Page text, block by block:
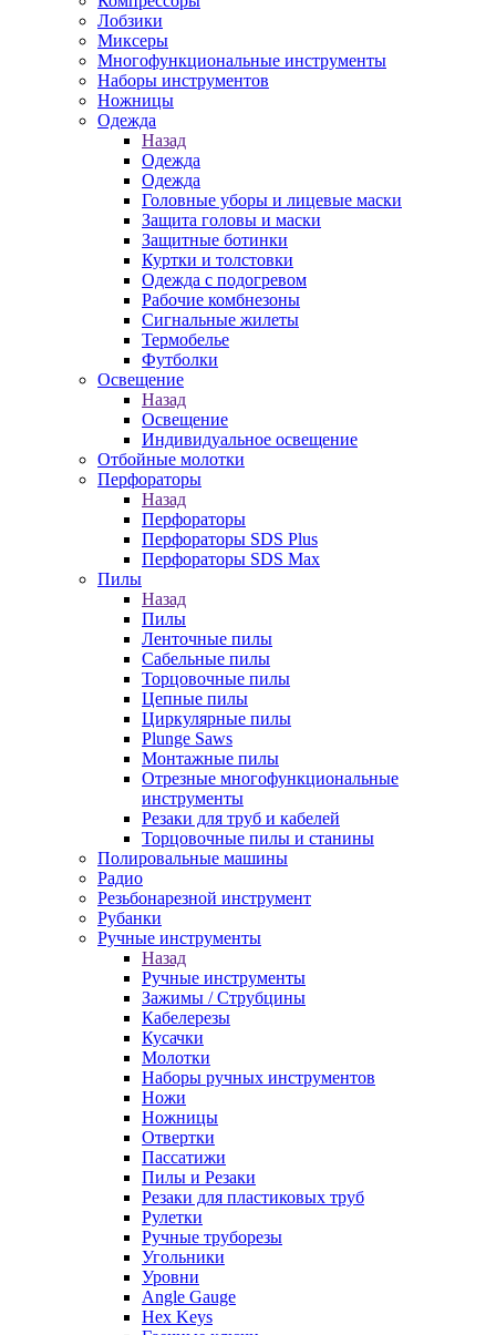
Лобзики
Миксеры
Многофункциональные инструменты
Наборы инструментов
Ножницы
Одежда
Назад
Одежда
Одежда
Головные уборы и лицевые маски
Защита головы и маски
Защитные ботинки
Куртки и толстовки
Одежда с подогревом
Рабочие комбнезоны
Сигнальные жилеты
Термобелье
Футболки
Освещение
Назад
Освещение
Индивидуальное освещение
Отбойные молотки
Перфораторы
Назад
Перфораторы
Перфораторы SDS Plus
Перфораторы SDS Max
Пилы
Назад
Пилы
Ленточные пилы
Сабельные пилы
Торцовочные пилы
Цепные пилы
Циркулярные пилы
Plunge Saws
Монтажные пилы
Отрезные многофункциональные
инструменты
Резаки для труб и кабелей
Торцовочные пилы и станины
Полировальные машины
Радио
Резьбонарезной инструмент
Рубанки
Ручные инструменты
Назад
Ручные инструменты
Зажимы / Струбцины
Кабелерезы
Кусачки
Молотки
Наборы ручных инструментов
Ножи
Ножницы
Отвертки
Пассатижи
Пилы и Резаки
Резаки для пластиковых труб
Рулетки
Ручные труборезы
Угольники
Уровни
Angle Gauge
Hex Keys